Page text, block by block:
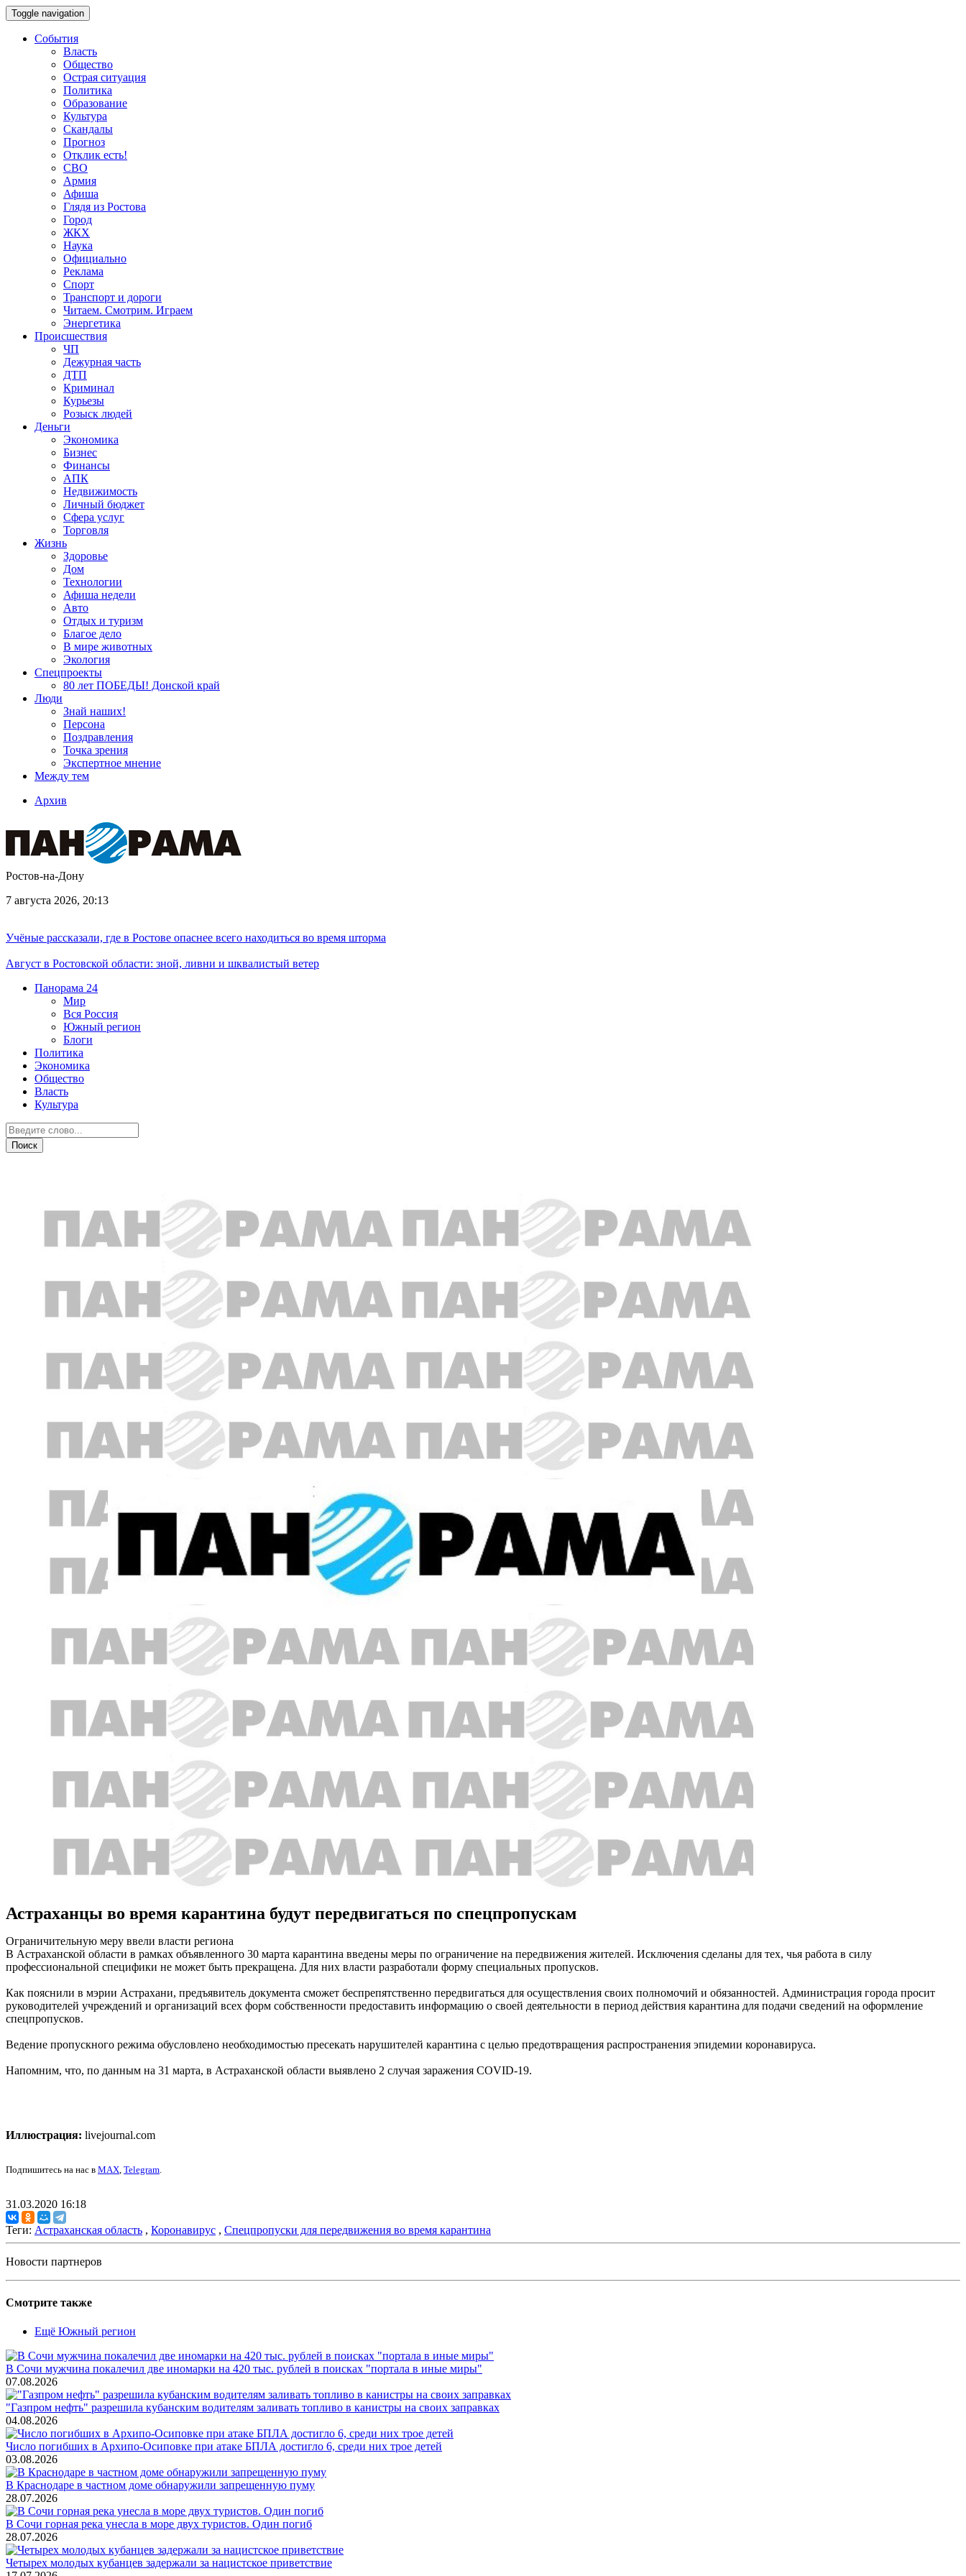
Toggle navigation
События
Власть
Общество
Острая ситуация
Политика
Образование
Культура
Скандалы
Прогноз
Отклик есть!
СВО
Армия
Афиша
Глядя из Ростова
Город
ЖКХ
Наука
Официально
Реклама
Спорт
Транспорт и дороги
Читаем. Смотрим. Играем
Энергетика
Происшествия
ЧП
Дежурная часть
ДТП
Криминал
Курьезы
Розыск людей
Деньги
Экономика
Бизнес
Финансы
АПК
Недвижимость
Личный бюджет
Сфера услуг
Торговля
Жизнь
Здоровье
Дом
Технологии
Афиша недели
Авто
Отдых и туризм
Благое дело
В мире животных
Экология
Спецпроекты
80 лет ПОБЕДЫ! Донской край
Люди
Знай наших!
Персона
Поздравления
Точка зрения
Экспертное мнение
Между тем
Архив
Ростов-на-Дону
7 августа 2026, 20:13
Учёные рассказали, где в Ростове опаснее всего находиться во время шторма
Август в Ростовской области: зной, ливни и шквалистый ветер
Панорама 24
Мир
Вся Россия
Южный регион
Блоги
Политика
Экономика
Общество
Власть
Культура
Астраханцы во время карантина будут передвигаться по спецпропускам
Ограничительную меру ввели власти региона
В Астраханской области в рамках объявленного 30 марта карантина введены меры по ограничение на передвижения жителей. Исключения сделаны для тех, чья работа в силу
профессиональной специфики не может быть прекращена. Для них власти разработали форму специальных пропусков.
Как пояснили в мэрии Астрахани, предъявитель документа сможет беспрепятственно передвигаться для осуществления своих полномочий и обязанностей. Администрация города просит
руководителей учреждений и организаций всех форм собственности предоставить информацию о своей деятельности в период действия карантина для подачи сведений на оформление
спецпропусков.
Ведение пропускного режима обусловлено необходимостью пресекать нарушителей карантина с целью предотвращения распространения эпидемии коронавируса.
Напомним, что, по данным на 31 марта, в Астраханской области выявлено 2 случая заражения COVID-19.
Иллюстрация: livejournal.com
Подпишитесь на нас в MAX, Telegram.
31.03.2020 16:18
Теги: Астраханская область , Коронавирус , Спецпропуски для передвижения во время карантина
Новости партнеров
Смотрите также
Ещё Южный регион
В Сочи мужчина покалечил две иномарки на 420 тыс. рублей в поисках "портала в иные миры"
07.08.2026
"Газпром нефть" разрешила кубанским водителям заливать топливо в канистры на своих заправках
04.08.2026
Число погибших в Архипо-Осиповке при атаке БПЛА достигло 6, среди них трое детей
03.08.2026
В Краснодаре в частном доме обнаружили запрещенную пуму
28.07.2026
В Сочи горная река унесла в море двух туристов. Один погиб
28.07.2026
Четырех молодых кубанцев задержали за нацистское приветствие